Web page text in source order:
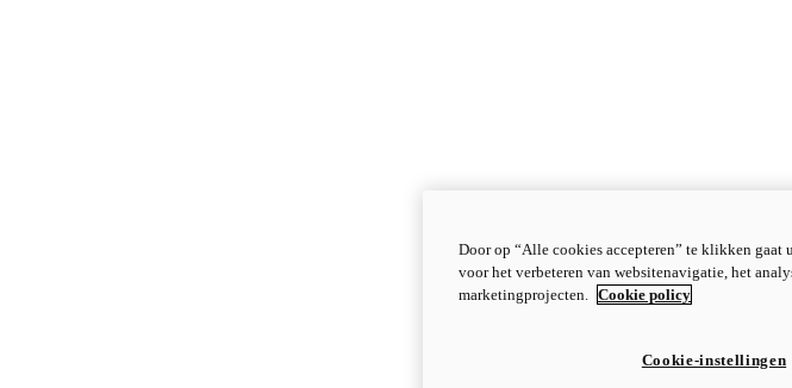
Door op “Alle cookies accepteren” te klikken gaat
voor het verbeteren van websitenavigatie, het
marketingprojecten. Cookie policy
Cookie-instellingen